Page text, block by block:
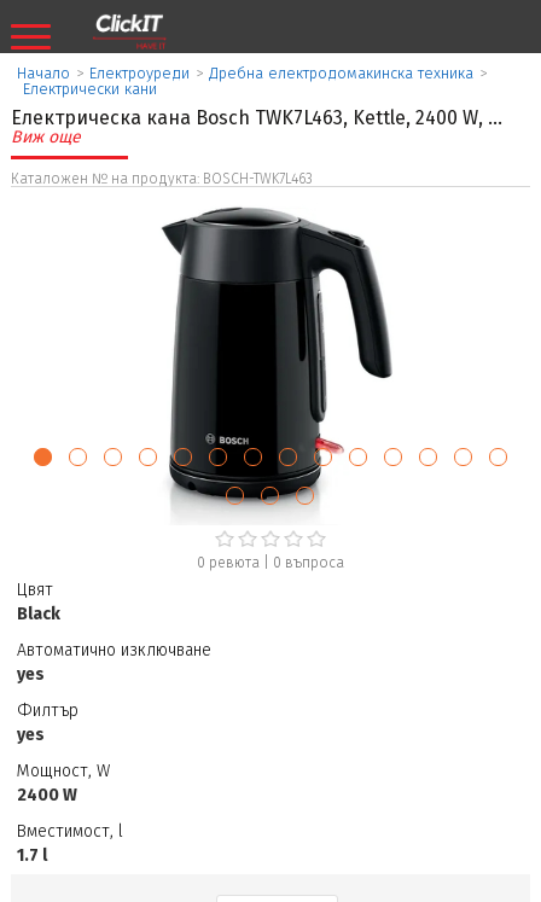
Начало > Eлектроуреди > Дребна електродомакинска техника >
Електрически кани
Електрическа кана Bosch TWK7L463, Kettle, 2400 W, ...
Виж още
Каталожен № на продукта: BOSCH-TWK7L463
0 ревюта| 0 въпроса
Цвят
Black
Автоматично изключване
yes
Филтър
yes
Мощност, W
2400 W
Вместимост, l
1.7 l